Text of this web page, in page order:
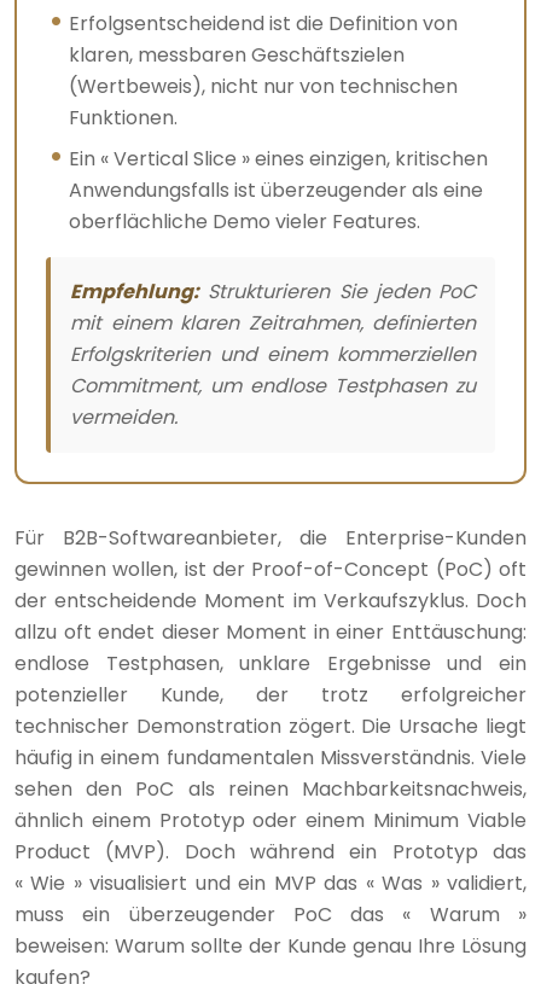
Erfolgsentscheidend ist die Definition von
klaren, messbaren Geschäftszielen
(Wertbeweis), nicht nur von technischen
Funktionen.
Ein « Vertical Slice » eines einzigen, kritischen
Anwendungsfalls ist überzeugender als eine
oberflächliche Demo vieler Features.
Empfehlung:Strukturieren Sie jeden PoC
mit einem klaren Zeitrahmen, definierten
Erfolgskriterien und einem kommerziellen
Commitment, um endlose Testphasen zu
vermeiden.
Für B2B-Softwareanbieter, die Enterprise-Kunden
gewinnen wollen, ist der Proof-of-Concept (PoC) oft
der entscheidende Moment im Verkaufszyklus. Doch
allzu oft endet dieser Moment in einer Enttäuschung:
endlose Testphasen, unklare Ergebnisse und ein
potenzieller Kunde, der trotz erfolgreicher
technischer Demonstration zögert. Die Ursache liegt
häufig in einem fundamentalen Missverständnis. Viele
sehen den PoC als reinen Machbarkeitsnachweis,
ähnlich einem Prototyp oder einem Minimum Viable
Product (MVP). Doch während ein Prototyp das
« Wie » visualisiert und ein MVP das « Was » validiert,
muss ein überzeugender PoC das « Warum »
beweisen: Warum sollte der Kunde genau Ihre Lösung
kaufen?